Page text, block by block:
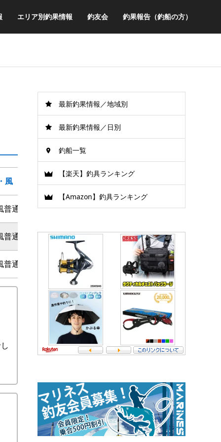
エリア別釣果情報 釣友会 釣果報告（釣船の方）
風
普通
普通
普通
最新釣果情報／地域別
最新釣果情報／日別
釣船一覧
【楽天】釣具ランキング
【Amazon】釣具ランキング